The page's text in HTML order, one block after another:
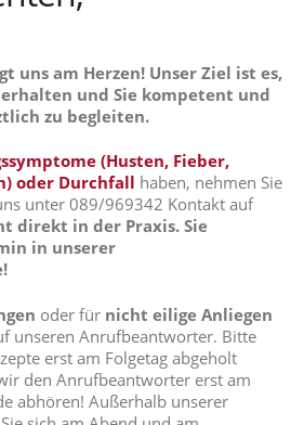
uns am Herzen! Unser Ziel ist es,
und Sie kompetent und
zu begleiten.
(Husten, Fieber,
oder Durchfall haben, nehmen Sie
unter 089/969342 Kontakt auf
direkt in der Praxis. Sie
in unserer
oder für nicht eilige Anliegen
unseren Anrufbeantworter. Bitte
erst am Folgetag abgeholt
den Anrufbeantworter erst am
abhören! Außerhalb unserer